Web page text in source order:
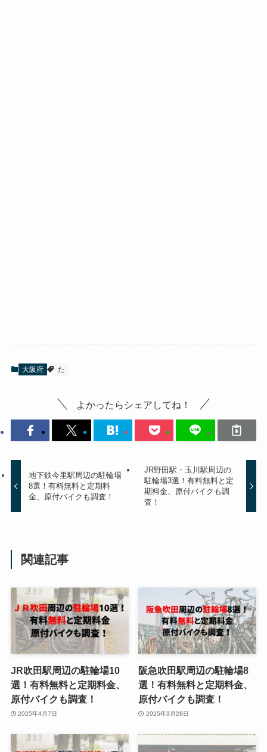
大阪府 た
よかったらシェアしてね！
地下鉄今里駅周辺の駐輪場
8選！有料無料と定期料
金、原付バイクも調査！
JR野田駅・玉川駅周辺の
駐輪場3選！有料無料と定
期料金、原付バイクも調
査！
関連記事
JR吹田駅周辺の駐輪場10
選！有料無料と定期料金、
原付バイクも調査！
2025年4月7日
阪急吹田駅周辺の駐輪場8
選！有料無料と定期料金、
原付バイクも調査！
2025年3月28日